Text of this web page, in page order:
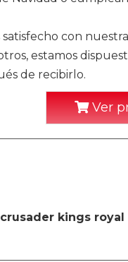
satisfecho con
estamos
de recibirlo.
Ver
crusader kings